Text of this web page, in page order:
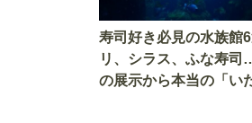
寿司好き必見の水族
リ、シラス、ふな寿司
の展示から本当の「い